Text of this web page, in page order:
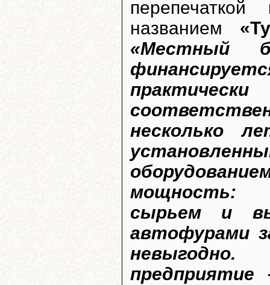
названием
«Местный
несколько
мощность:
сырьем и
автофурами
невыгодно.
предприятие